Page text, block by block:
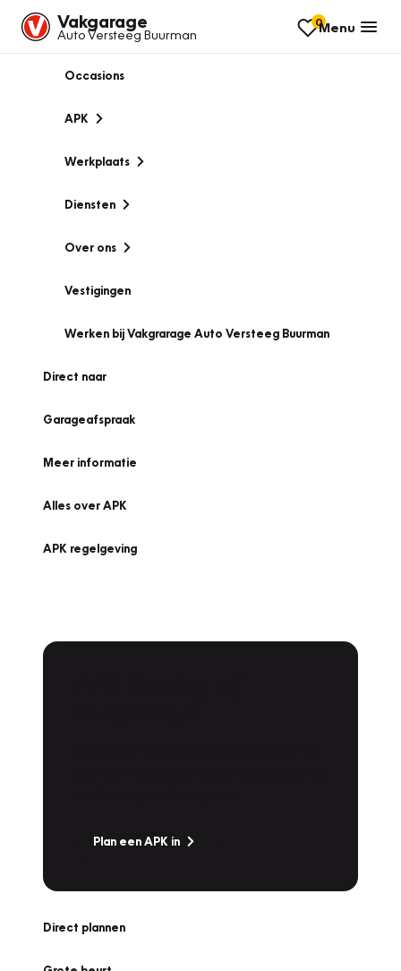
Vakgarage
Auto Versteeg Buurman
0Menu
Occasions
APK
Werkplaats
Diensten
Over ons
Vestigingen
Werken bij Vakgrarage Auto Versteeg Buurman
Direct naar
Garageafspraak
Meer informatie
Alles over APK
APK regelgeving
Plan een APK in
Direct plannen